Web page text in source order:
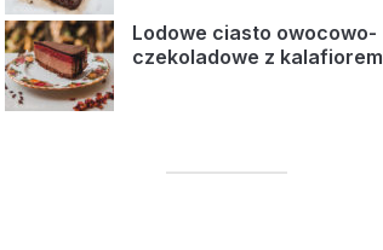
Lodowe ciasto owocowo-
czekoladowe z kalafiorem